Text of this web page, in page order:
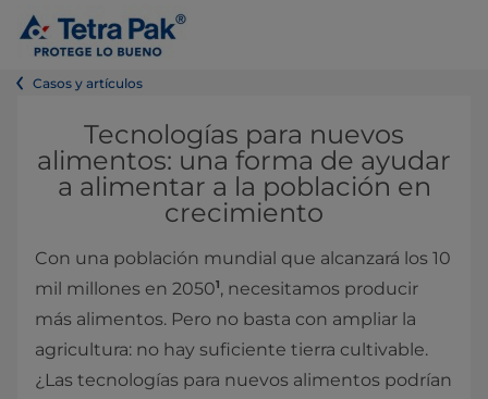
Casos y artículos
Tecnologías para nuevos
alimentos: una forma de ayudar
a alimentar a la población en
crecimiento
Con una población mundial que alcanzará los 10
mil millones en 20501, necesitamos producir
más alimentos. Pero no basta con ampliar la
agricultura: no hay suficiente tierra cultivable.
¿Las tecnologías para nuevos alimentos podrían